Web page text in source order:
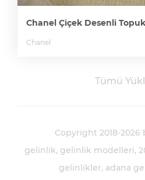
Chanel Çiçek Desenli
Chanel
Tümü
Copyright 2018-
gelinlik gelinlik modelleri
gelinlikler adana